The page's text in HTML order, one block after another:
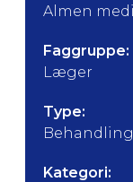
Almen
Faggruppe:
Læger
Type:
Behandling
Kategori: